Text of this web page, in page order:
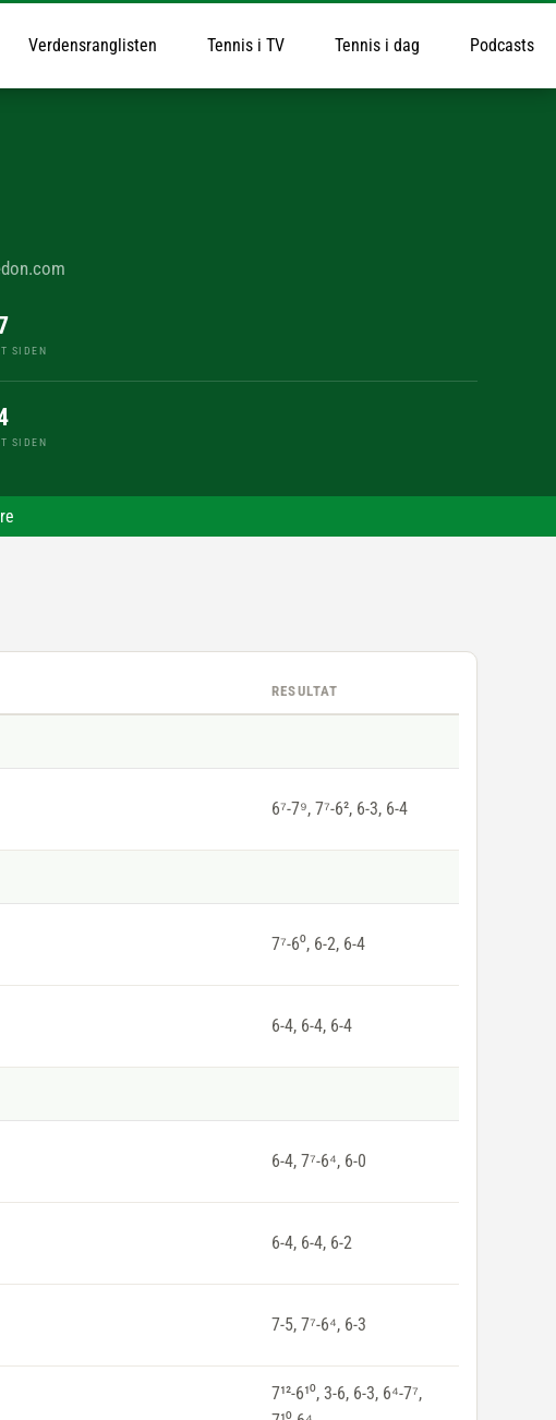
Verdensranglisten Tennis i TV Tennis i dag Podcasts
SIDEN
SIDEN
RESULTAT
6⁷-7⁹, 7⁷-6², 6-3, 6-4
7⁷-6⁰, 6-2, 6-4
6-4, 6-4, 6-4
6-4, 7⁷-6⁴, 6-0
6-4, 6-4, 6-2
7-5, 7⁷-6⁴, 6-3
7¹²-6¹⁰, 3-6, 6-3, 6⁴-7⁷,